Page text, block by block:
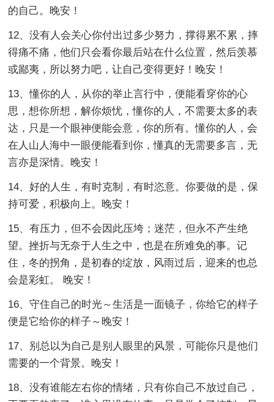
的自己。晚安！
12、没有人会关心你付出过多少努力，撑得累不累，摔
得痛不痛，他们只会看你最后站在什么位置，然后羡慕
或鄙夷，所以努力吧，让自己变得更好！晚安！
13、懂你的人，从你的举止言行中，便能看穿你的心
思，想你所想，解你烦忧，懂你的人，不需要太多的表
达，只是一个眼神便能会意，你的所有。懂你的人，会
在人山人海中一眼便能看到你，懂真的无需要多言，无
言亦是深情。晚安！
14、好的人生，有时克制，有时恣意。你要做的是，保
持可爱，积极向上。晚安！
15、有压力，但不会因此压垮；迷茫，但永不产生绝
望。挫折与无奈于人生之中，也是在所难免的事。记
住，冬的拐角，是初春的绽放，风雨过后，迎来的也总
会是彩虹。 晚安！
16、守住自己的时光～生活是一面镜子，你给它的样子
便是它给你的样子～晚安！
17、别总以为自己是别人眼里的风景，可能你只是他们
需要的一个背景。晚安！
18、没有谁能左右你的情绪，只有你自己不放过自己，